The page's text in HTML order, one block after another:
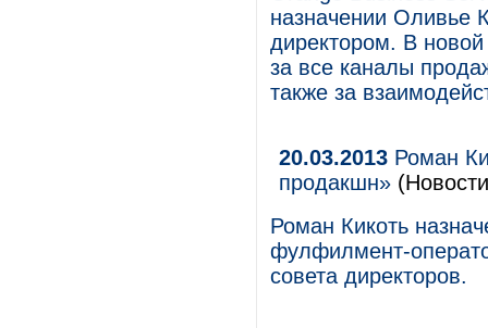
назначении Оливье
директором. В
за все каналы
также за
20.03.2013 Роман
продакшн»
Роман Кикоть
фулфилмент-
совета директоров.